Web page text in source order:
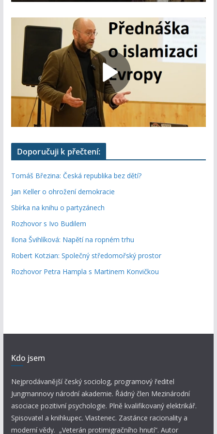
Doporučuji k přečtení:
Tomáš Březina: Česká republika bez dětí?
Jan Keller o ohrožení demokracie
Sbírka na knihu o partyzánech
Rozhovor s Ivo Budilem
Ilona Švihlíková: Napětí na ropném trhu
Robert Kotzian: Společný středomořský prostor
Rozhovor Petra Hampla s Martinem Konvičkou
Kdo jsem
Nejprodávanější český sociolog, programový ředitel
Jungmannovy národní akademie. Řádný člen Mezinárodní
asociace pozitivní psychologie. Plně kvalifikovaný elektrikář.
Spisovatel a knihkupec. Vlastenec. Zastánce racionality a
moderní vědy. „Veterán protimigračního hnutí“. Autor